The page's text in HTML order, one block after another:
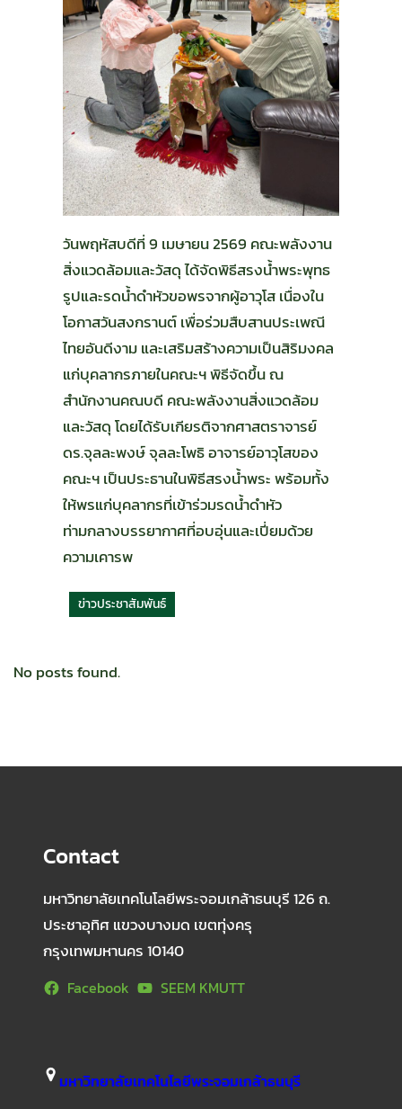
วันพฤหัสบดีที่ 9 เมษายน 2569 คณะพลังงาน
สิ่งแวดล้อมและวัสดุ ได้จัดพิธีสรงน้ำพระพุทธ
รูปและรดน้ำดำหัวขอพรจากผู้อาวุโส เนื่องใน
โอกาสวันสงกรานต์ เพื่อร่วมสืบสานประเพณี
ไทยอันดีงาม และเสริมสร้างความเป็นสิริมงคล
แก่บุคลากรภายในคณะฯ พิธีจัดขึ้น ณ
สำนักงานคณบดี คณะพลังงานสิ่งแวดล้อม
และวัสดุ โดยได้รับเกียรติจากศาสตราจารย์
ดร.จุลละพงษ์ จุลละโพธิ อาจารย์อาวุโสของ
คณะฯ เป็นประธานในพิธีสรงน้ำพระ พร้อมทั้ง
ให้พรแก่บุคลากรที่เข้าร่วมรดน้ำดำหัว
ท่ามกลางบรรยากาศที่อบอุ่นและเปี่ยมด้วย
ความเคารพ
ข่าวประชาสัมพันธ์
No posts found.
Contact
มหาวิทยาลัยเทคโนโลยีพระจอมเกล้าธนบุรี 126 ถ.
ประชาอุทิศ แขวงบางมด เขตทุ่งครุ
กรุงเทพมหานคร 10140
Facebook SEEM KMUTT
มหาวิทยาลัยเทคโนโลยีพระจอมเกล้าธนบุรี